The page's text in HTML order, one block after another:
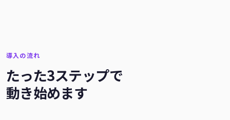
導入の流れ
たった3ステップで
動き始めます